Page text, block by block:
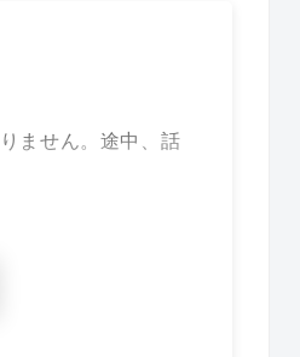
ません。途中、話